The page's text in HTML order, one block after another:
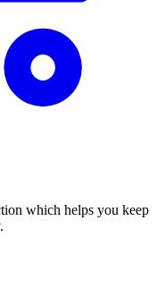
which helps you keep